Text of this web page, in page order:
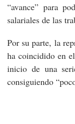
“avance” para
salariales de las
Por su parte, la
ha coincidido en
inicio de una
consiguiendo